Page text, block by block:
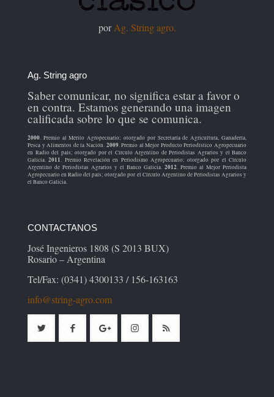
porAg. String agro.
Ag. String agro
Saber comunicar, no significa estar a favor o
en contra. Estamos generando una imagen
calificada sobre lo que se comunica.
2000. Premio al Mérito Agropecuario; otorgado por Secretaría de Agricultura, Ganadería,
Pesca y Alimentos de la Nación. 2009. Premio al Mejor Producto Periodístico Agropecuario
en Radio del país; otorgado por el Círculo Argentino de Periodistas Agrarios y el Banco
Galicia.2011. Premio Revelación en Periodismo Agropecuario; otorgado por el Círculo
Argentino de Periodistas Agrarios y el Banco Galicia. 2012. Premio al Mejor Periodista
Agropecuario en Radio del país; otorgado por el Círculo Argentino de Periodistas Agrarios y
el Banco Galicia.
CONTACTANOS
José Ingenieros 1808 (S 2013 BUX)
Rosario – Argentina
Tel/Fax: (0341) 4300133 / 156-163163
info@string-agro.com